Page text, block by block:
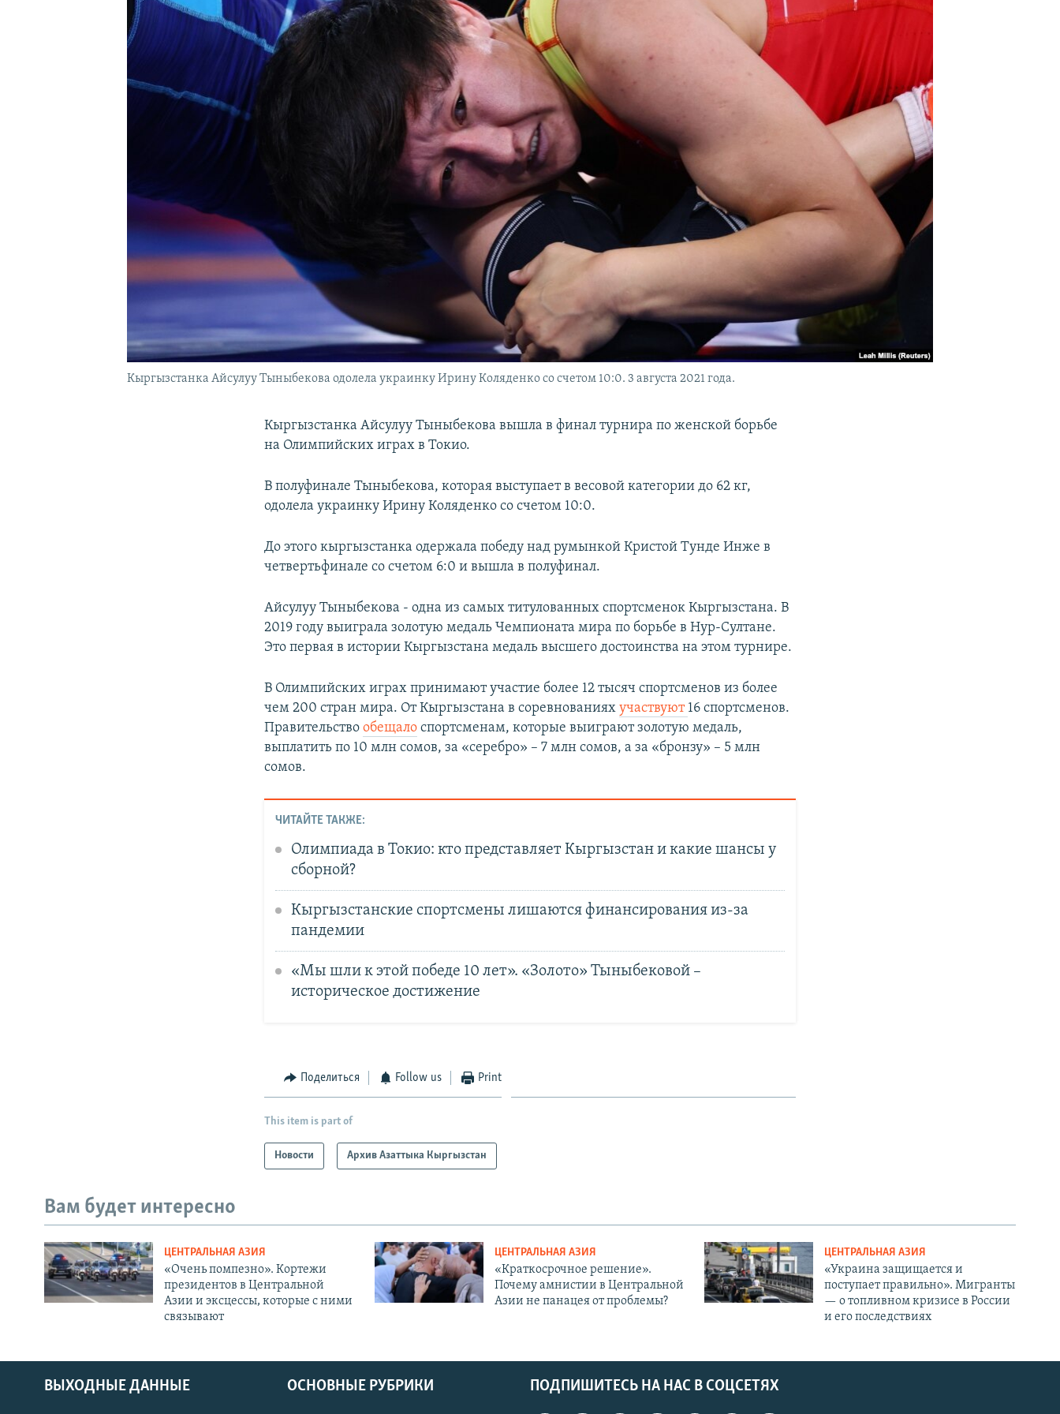
Кыргызстанка Айсулуу Тыныбекова одолела украинку Ирину Коляденко со счетом 10:0. 3 августа 2021 года.
Кыргызстанка Айсулуу Тыныбекова вышла в финал турнира по женской борьбе
на Олимпийских играх в Токио.
В полуфинале Тыныбекова, которая выступает в весовой категории до 62 кг,
одолела украинку Ирину Коляденко со счетом 10:0.
До этого кыргызстанка одержала победу над румынкой Кристой Тунде Инже в
четвертьфинале со счетом 6:0 и вышла в полуфинал.
Айсулуу Тыныбекова - одна из самых титулованных спортсменок Кыргызстана. В
2019 году выиграла золотую медаль Чемпионата мира по борьбе в Нур-Султане.
Это первая в истории Кыргызстана медаль высшего достоинства на этом турнире.
В Олимпийских играх принимают участие более 12 тысяч спортсменов из более
чем 200 стран мира. От Кыргызстана в соревнованияхучаствуют 16 спортсменов.
Правительствообещало спортсменам, которые выиграют золотую медаль,
выплатить по 10 млн сомов, за «серебро» – 7 млн сомов, а за «бронзу» – 5 млн
сомов.
ЧИТАЙТЕ ТАКЖЕ:
Олимпиада в Токио: кто представляет Кыргызстан и какие шансы у
сборной?
Кыргызстанские спортсмены лишаются финансирования из-за
пандемии
«Мы шли к этой победе 10 лет». «Золото» Тыныбековой –
историческое достижение
Поделиться Follow us Print
This item is part of
Новости Архив Азаттыка Кыргызстан
Вам будет интересно
ЦЕНТРАЛЬНАЯ АЗИЯ
«Очень помпезно». Кортежи
президентов в Центральной
Азии и эксцессы, которые с ними
связывают
ЦЕНТРАЛЬНАЯ АЗИЯ
«Краткосрочное решение».
Почему амнистии в Центральной
Азии не панацея от проблемы?
ЦЕНТРАЛЬНАЯ АЗИЯ
«Украина защищается и
поступает правильно». Мигранты
— о топливном кризисе в России
и его последствиях
ПОДПИШИТЕСЬ НА НАС В СОЦСЕТЯХ
ВЫХОДНЫЕ ДАННЫЕ ОСНОВНЫЕ РУБРИКИ